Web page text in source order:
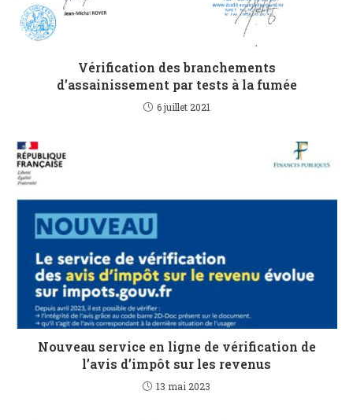
Vérification des branchements
d’assainissement par tests à la fumée
6 juillet 2021
Nouveau service en ligne de vérification de
l’avis d’impôt sur les revenus
13 mai 2023